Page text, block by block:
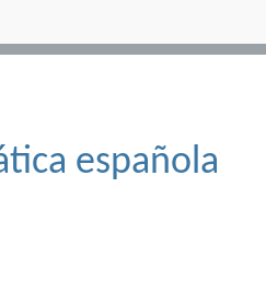
española